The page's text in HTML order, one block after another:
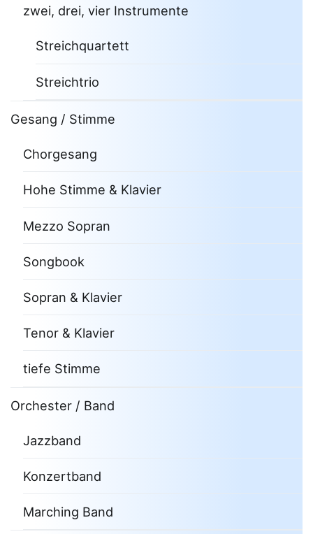
zwei, drei, vier Instrumente
Streichquartett
Streichtrio
Gesang / Stimme
Chorgesang
Hohe Stimme & Klavier
Mezzo Sopran
Songbook
Sopran & Klavier
Tenor & Klavier
tiefe Stimme
Orchester / Band
Jazzband
Konzertband
Marching Band